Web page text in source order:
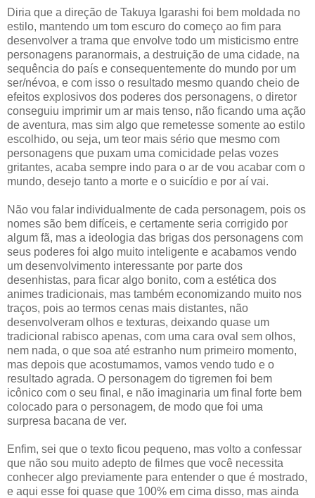
Diria que a direção de Takuya Igarashi foi bem moldada no
estilo, mantendo um tom escuro do começo ao fim para
desenvolver a trama que envolve todo um misticismo entre
personagens paranormais, a destruição de uma cidade, na
sequência do país e consequentemente do mundo por um
ser/névoa, e com isso o resultado mesmo quando cheio de
efeitos explosivos dos poderes dos personagens, o diretor
conseguiu imprimir um ar mais tenso, não ficando uma ação
de aventura, mas sim algo que remetesse somente ao estilo
escolhido, ou seja, um teor mais sério que mesmo com
personagens que puxam uma comicidade pelas vozes
gritantes, acaba sempre indo para o ar de vou acabar com o
mundo, desejo tanto a morte e o suicídio e por aí vai.
Não vou falar individualmente de cada personagem, pois os
nomes são bem difíceis, e certamente seria corrigido por
algum fã, mas a ideologia das brigas dos personagens com
seus poderes foi algo muito inteligente e acabamos vendo
um desenvolvimento interessante por parte dos
desenhistas, para ficar algo bonito, com a estética dos
animes tradicionais, mas também economizando muito nos
traços, pois ao termos cenas mais distantes, não
desenvolveram olhos e texturas, deixando quase um
tradicional rabisco apenas, com uma cara oval sem olhos,
nem nada, o que soa até estranho num primeiro momento,
mas depois que acostumamos, vamos vendo tudo e o
resultado agrada. O personagem do tigremen foi bem
icônico com o seu final, e não imaginaria um final forte bem
colocado para o personagem, de modo que foi uma
surpresa bacana de ver.
Enfim, sei que o texto ficou pequeno, mas volto a confessar
que não sou muito adepto de filmes que você necessita
conhecer algo previamente para entender o que é mostrado,
e aqui esse foi quase que 100% em cima disso, mas ainda